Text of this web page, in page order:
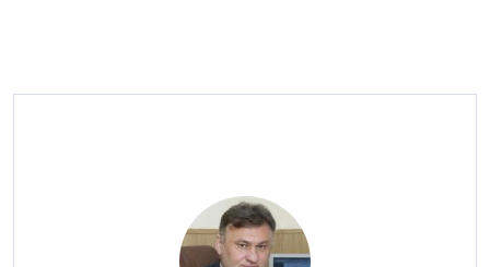
1. Отменён такой способ привлечения денежных
средств граждан, как выпуск жилищных